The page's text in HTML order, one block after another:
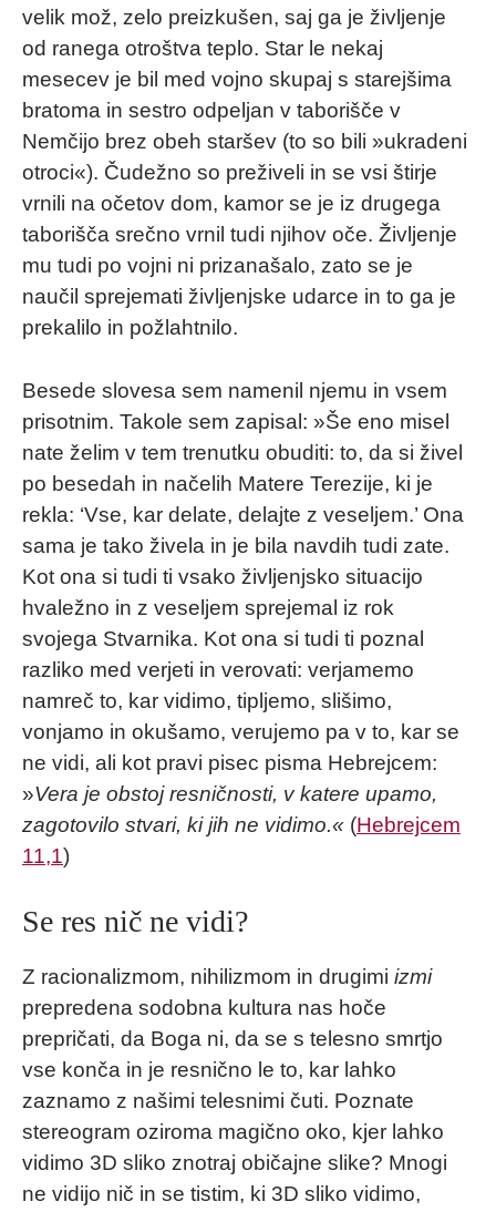
velik mož, zelo preizkušen, saj ga je življenje
od ranega otroštva teplo. Star le nekaj
mesecev je bil med vojno skupaj s starejšima
bratoma in sestro odpeljan v taborišče v
Nemčijo brez obeh staršev (to so bili »ukradeni
otroci«). Čudežno so preživeli in se vsi štirje
vrnili na očetov dom, kamor se je iz drugega
taborišča srečno vrnil tudi njihov oče. Življenje
mu tudi po vojni ni prizanašalo, zato se je
naučil sprejemati življenjske udarce in to ga je
prekalilo in požlahtnilo.
Besede slovesa sem namenil njemu in vsem
prisotnim. Takole sem zapisal: »Še eno misel
nate želim v tem trenutku obuditi: to, da si živel
po besedah in načelih Matere Terezije, ki je
rekla: ‘Vse, kar delate, delajte z veseljem.’ Ona
sama je tako živela in je bila navdih tudi zate.
Kot ona si tudi ti vsako življenjsko situacijo
hvaležno in z veseljem sprejemal iz rok
svojega Stvarnika. Kot ona si tudi ti poznal
razliko med verjeti in verovati: verjamemo
namreč to, kar vidimo, tipljemo, slišimo,
vonjamo in okušamo, verujemo pa v to, kar se
ne vidi, ali kot pravi pisec pisma Hebrejcem:
»Vera je obstoj resničnosti, v katere upamo,
zagotovilo stvari, ki jih ne vidimo.« (Hebrejcem
11,1)
Se res nič ne vidi?
Z racionalizmom, nihilizmom in drugimi izmi
prepredena sodobna kultura nas hoče
prepričati, da Boga ni, da se s telesno smrtjo
vse konča in je resnično le to, kar lahko
zaznamo z našimi telesnimi čuti. Poznate
stereogram oziroma magično oko, kjer lahko
vidimo 3D sliko znotraj običajne slike? Mnogi
ne vidijo nič in se tistim, ki 3D sliko vidimo,